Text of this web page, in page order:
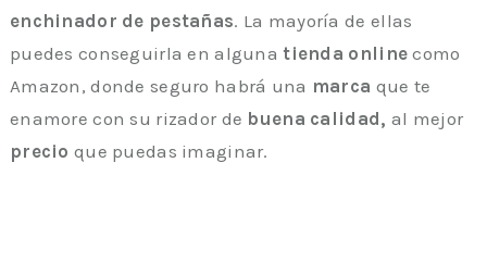
enchinador de pestañas. La mayoría de ellas
puedes conseguirla en alguna tienda onlinecomo
Amazon, donde seguro habrá una marca que te
enamore con su rizador de buena calidad, al mejor
precio que puedas imaginar.